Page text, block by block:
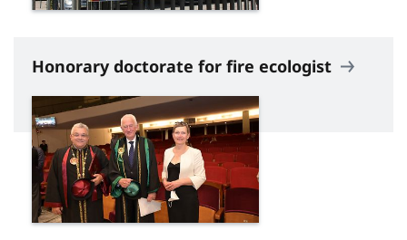
Honorary doctorate for fire ecologist